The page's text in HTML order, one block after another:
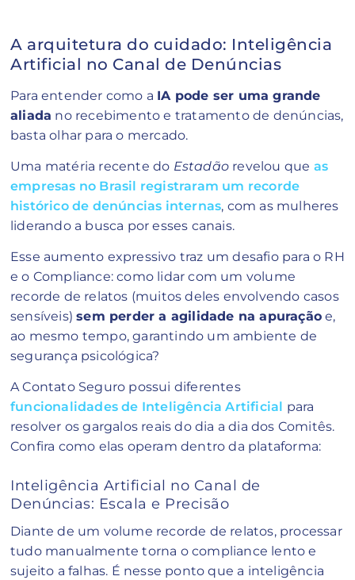
A arquitetura do cuidado: Inteligência
Artificial no Canal de Denúncias
Para entender como a IA pode ser uma grande
aliada no recebimento e tratamento de denúncias,
basta olhar para o mercado.
Uma matéria recente do Estadão revelou que as
empresas no Brasil registraram um recorde
histórico de denúncias internas, com as mulheres
liderando a busca por esses canais.
Esse aumento expressivo traz um desafio para o RH
e o Compliance: como lidar com um volume
recorde de relatos (muitos deles envolvendo casos
sensíveis)sem perder a agilidade na apuração e,
ao mesmo tempo, garantindo um ambiente de
segurança psicológica?
A Contato Seguro possui diferentes
funcionalidades de Inteligência Artificial para
resolver os gargalos reais do dia a dia dos Comitês.
Confira como elas operam dentro da plataforma:
Inteligência Artificial no Canal de
Denúncias: Escala e Precisão
Diante de um volume recorde de relatos, processar
tudo manualmente torna o compliance lento e
sujeito a falhas. É nesse ponto que a inteligência